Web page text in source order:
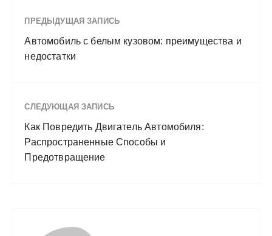
ПРЕДЫДУЩАЯ ЗАПИСЬ
Автомобиль с белым кузовом: преимущества и
недостатки
СЛЕДУЮЩАЯ ЗАПИСЬ
Как Повредить Двигатель Автомобиля:
Распространенные Способы и
Предотвращение